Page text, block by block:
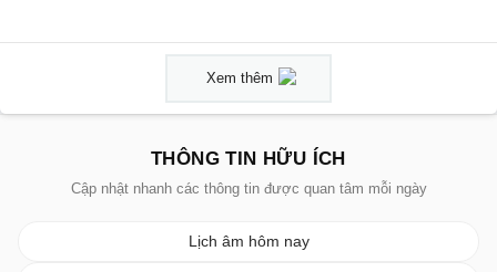
Xem thêm
THÔNG TIN HỮU ÍCH
Cập nhật nhanh các thông tin được quan tâm mỗi ngày
Lịch âm hôm nay